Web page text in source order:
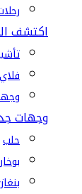
اكتشف
وجهات
حلب